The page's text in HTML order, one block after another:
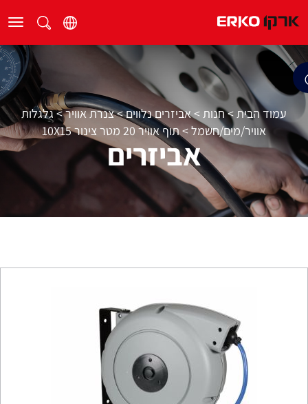
עמוד הבית >חנות >אביזרים נלווים>צנרת אוויר>גלגלות
אוויר/מים/חשמל> תוף אוויר 20 מטר צינור 10X15
אביזרים